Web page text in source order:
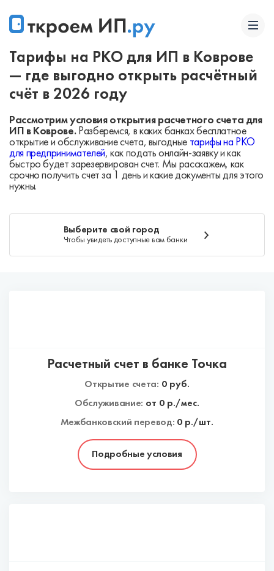
Тарифы на РКО для ИП в Коврове
— где выгодно открыть расчётный
счёт в 2026 году
Рассмотрим условия открытия расчетного счета для
ИП в Коврове.Разберемся, в каких банках бесплатное
открытие и обслуживание счета, выгодные тарифы на РКО
для предпринимателей, как подать онлайн-заявку и как
быстро будет зарезервирован счет. Мы расскажем, как
срочно получить счет за 1 день и какие документы для этого
нужны.
Выберите свой город
Чтобы увидеть доступные вам банки
Подробные условия
Расчетный счет в банке Точка
Открытие счета: 0руб.
Обслуживание: от 0р./мес.
Межбанковский перевод: 0 р./шт.